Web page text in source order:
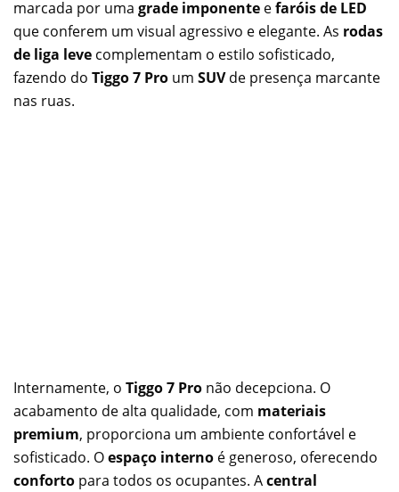
marcada por uma grade imponente efaróis de LED
que conferem um visual agressivo e elegante. As rodas
de liga leve complementam o estilo sofisticado,
fazendo do Tiggo 7 Pro um SUVde presença marcante
nas ruas.
Internamente, o Tiggo 7 Pro não decepciona. O
acabamento de alta qualidade, com materiais
premium, proporciona um ambiente confortável e
sofisticado. Oespaço interno é generoso, oferecendo
conforto para todos os ocupantes. Acentral